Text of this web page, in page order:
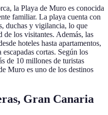
la Playa de Muro es conocida
familiar. La playa cuenta con
duchas y vigilancia, lo que
de los visitantes. Además, las
hoteles hasta apartamentos,
cortas. Según los
de 10 millones de turistas
Muro es uno de los destinos
Gran Canaria